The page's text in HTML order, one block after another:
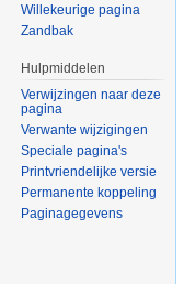
Willekeurige pagina
Zandbak
Hulpmiddelen
Verwijzingen naar deze
pagina
Verwante wijzigingen
Speciale pagina's
Printvriendelijke versie
Permanente koppeling
Paginagegevens